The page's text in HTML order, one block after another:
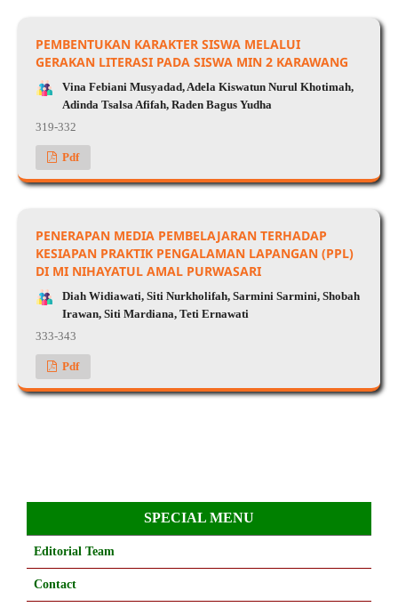
PEMBENTUKAN KARAKTER SISWA MELALUI
GERAKAN LITERASI PADA SISWA MIN 2 KARAWANG
Vina Febiani Musyadad, Adela Kiswatun Nurul Khotimah,
Adinda Tsalsa Afifah, Raden Bagus Yudha
319-332
Pdf
PENERAPAN MEDIA PEMBELAJARAN TERHADAP
KESIAPAN PRAKTIK PENGALAMAN LAPANGAN (PPL)
DI MI NIHAYATUL AMAL PURWASARI
Diah Widiawati, Siti Nurkholifah, Sarmini Sarmini, Shobah
Irawan, Siti Mardiana, Teti Ernawati
333-343
Pdf
SPECIAL MENU
Editorial Team
Contact